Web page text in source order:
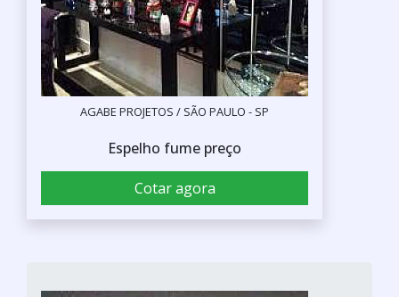
AGABE PROJETOS / SÃO PAULO - SP
Espelho fume preço
Cotar agora